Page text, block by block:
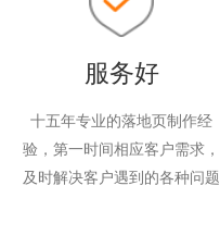
服务好
十五年专业的落地页制作经
验，第一时间相应客户需求，
及时解决客户遇到的各种问题